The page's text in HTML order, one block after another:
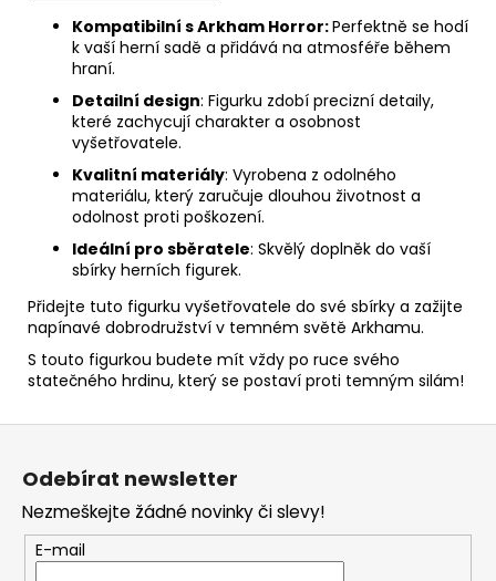
Kompatibilní s Arkham Horror:Perfektně se hodí
k vaší herní sadě a přidává na atmosféře během
hraní.
Detailní design: Figurku zdobí precizní detaily,
které zachycují charakter a osobnost
vyšetřovatele.
Kvalitní materiály: Vyrobena z odolného
materiálu, který zaručuje dlouhou životnost a
odolnost proti poškození.
Ideální pro sběratele: Skvělý doplněk do vaší
sbírky herních figurek.
Přidejte tuto figurku vyšetřovatele do své sbírky a zažijte
napínavé dobrodružství v temném světě Arkhamu.
S touto figurkou budete mít vždy po ruce svého
statečného hrdinu, který se postaví proti temným silám!
Z
Odebírat newsletter
Nezmeškejte žádné novinky či slevy!
E-mail